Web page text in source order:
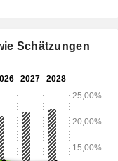
Schätzungen